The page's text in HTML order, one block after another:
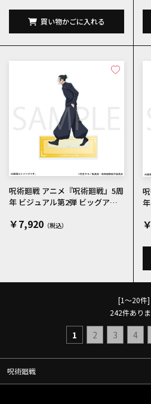
買い物かごに入れる
呪術廻戦 アニメ『呪術廻戦』5周
年 ビジュアル第2弾 ビッグアク
￥7,920
[1～20件]
242件あり
1 2 3 4
呪術廻戦